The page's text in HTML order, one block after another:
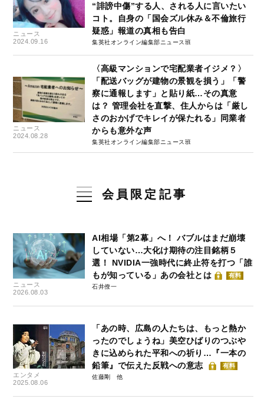
ニュース
2024.09.16
“誹謗中傷”する人、される人に言いたい
コト。自身の「国会ズル休み＆不倫旅行
疑惑」報道の真相も告白
集英社オンライン編集部ニュース班
ニュース
2024.08.28
〈高級マンションで宅配業者イジメ？〉
「配送バッグが建物の景観を損う」「警
察に通報します」と貼り紙…その真意
は？ 管理会社を直撃、住人からは「厳し
さのおかげでキレイが保たれる」同業者
からも意外な声
集英社オンライン編集部ニュース班
会員限定記事
ニュース
2026.08.03
AI相場「第2幕」へ！ バブルはまだ崩壊
していない…大化け期待の注目銘柄５
選！ NVIDIA一強時代に終止符を打つ「誰
もが知っている」あの会社とは
有料
石井僚一
エンタメ
2025.08.06
「あの時、広島の人たちは、もっと熱か
ったのでしょうね」美空ひばりのつぶや
きに込められた平和への祈り…『一本の
鉛筆』で伝えた反戦への意志
有料
佐藤剛